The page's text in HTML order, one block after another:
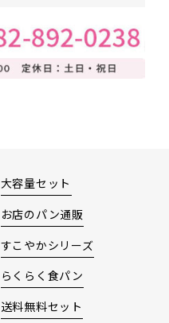
大容量セット
お店のパン通販
すこやかシリーズ
らくらく食パン
送料無料セット